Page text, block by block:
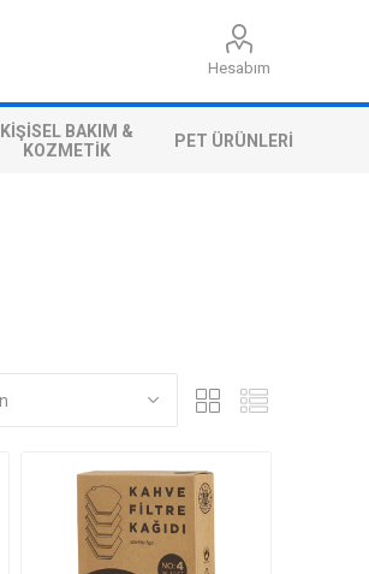
Hesabım
KIŞISEL BAKIM &
KOZMETIK
PET ÜRÜNLERI